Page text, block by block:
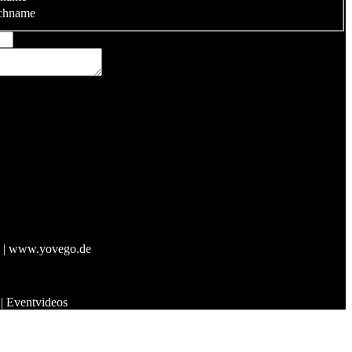
| www.yovego.de
Eventvideos